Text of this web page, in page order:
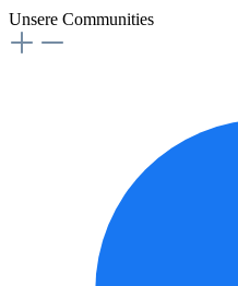
Unsere Communities